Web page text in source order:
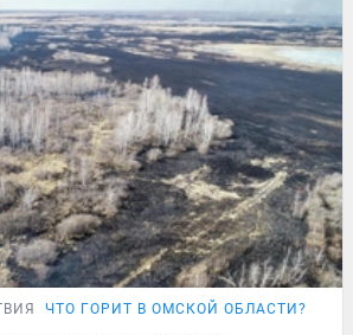
ЧТО ГОРИТ В ОМСКОЙ ОБЛАСТИ?